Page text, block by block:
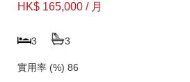
HK$ 165,000 / 月
3 3
實用率 (%) 86